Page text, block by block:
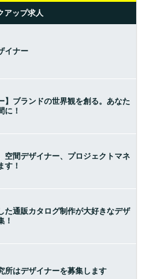
アップ求人
イナー
】ブランドの世界観を創る。あなた
に！
空間デザイナー、プロジェクトマネ
す！
た通販カタログ制作が大好きなデザ
！
所はデザイナーを募集します